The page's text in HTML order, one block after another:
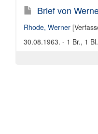
Brief von
Rhode, Werner
30.08.1963. - 1 Br., 1